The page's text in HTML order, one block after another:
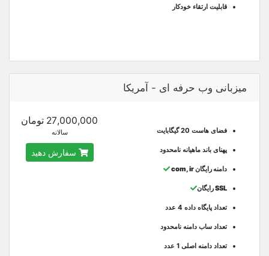
قابلیت ارتقاء خودکار
میزبانی وب حرفه ای - آمریکا
فضای هاست 20 گیگابایت
پهنای باند ماهیانه نامحدود
دامنه رایگان com, ir
SSL رایگان
تعداد پایگاه داده 4 عدد
تعداد ساب دامنه نامحدود
تعداد دامنه اصلی 1 عدد
27,000,000 تومان
سالانه
سفارش دهید